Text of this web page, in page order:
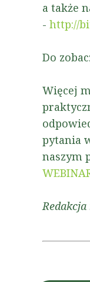
a także
- http://
Do
Więcej
pytania
naszym